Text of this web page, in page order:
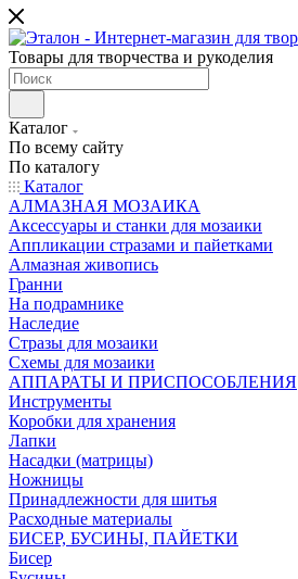
Товары для творчества и рукоделия
Каталог
По всему сайту
По каталогу
Каталог
АЛМАЗНАЯ МОЗАИКА
Аксессуары и станки для мозаики
Аппликации стразами и пайетками
Алмазная живопись
Гранни
На подрамнике
Наследие
Стразы для мозаики
Схемы для мозаики
АППАРАТЫ И ПРИСПОСОБЛЕНИЯ
Инструменты
Коробки для хранения
Лапки
Насадки (матрицы)
Ножницы
Принадлежности для шитья
Расходные материалы
БИСЕР, БУСИНЫ, ПАЙЕТКИ
Бисер